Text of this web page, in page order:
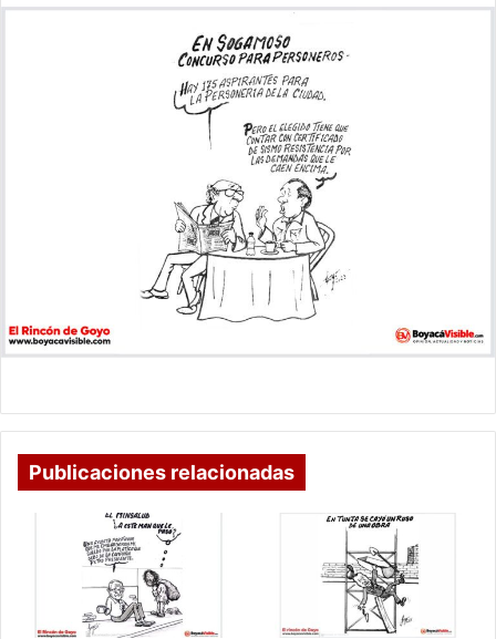
Publicaciones relacionadas